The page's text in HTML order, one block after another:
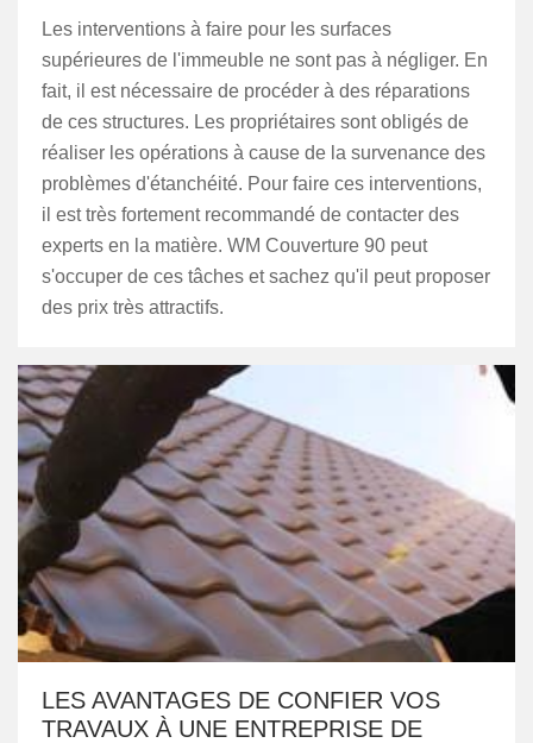
Les interventions à faire pour les surfaces
supérieures de l'immeuble ne sont pas à négliger. En
fait, il est nécessaire de procéder à des réparations
de ces structures. Les propriétaires sont obligés de
réaliser les opérations à cause de la survenance des
problèmes d'étanchéité. Pour faire ces interventions,
il est très fortement recommandé de contacter des
experts en la matière. WM Couverture 90 peut
s'occuper de ces tâches et sachez qu'il peut proposer
des prix très attractifs.
LES AVANTAGES DE CONFIER VOS
TRAVAUX À UNE ENTREPRISE DE